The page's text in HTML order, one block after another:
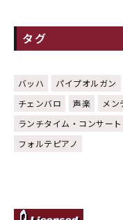
タグ
バッハ パイプオルガン
チェンバロ
声楽 メン
ランチタイム・コンサート
フォルテピアノ